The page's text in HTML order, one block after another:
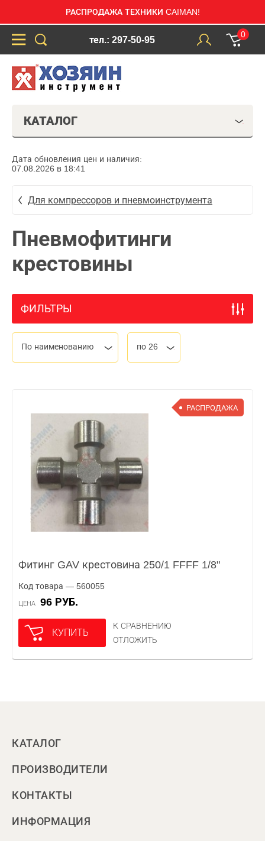
РАСПРОДАЖА ТЕХНИКИ CAIMAN!
тел.: 297-50-95
0
КАТАЛОГ
Дата обновления цен и наличия:
07.08.2026 в 18:41
Для компрессоров и пневмоинструмента
Пневмофитинги
крестовины
ФИЛЬТРЫ
По наименованию по 26
РАСПРОДАЖА
Фитинг GAV крестовина 250/1 FFFF 1/8"
Код товара — 560055
ЦЕНА 96 РУБ.
КУПИТЬ
К СРАВНЕНИЮ
ОТЛОЖИТЬ
КАТАЛОГ
ПРОИЗВОДИТЕЛИ
КОНТАКТЫ
ИНФОРМАЦИЯ